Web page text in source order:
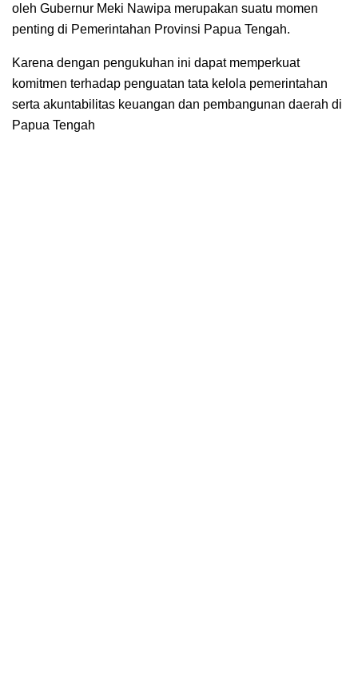
oleh Gubernur Meki Nawipa merupakan suatu momen
penting di Pemerintahan Provinsi Papua Tengah.
Karena dengan pengukuhan ini dapat memperkuat
komitmen terhadap penguatan tata kelola pemerintahan
serta akuntabilitas keuangan dan pembangunan daerah di
Papua Tengah